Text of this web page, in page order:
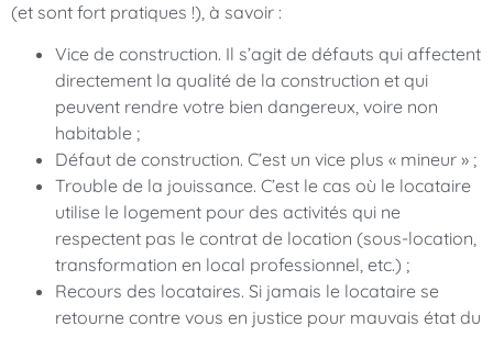
(et sont fort pratiques !), à savoir :
Vice de construction. Il s’agit de défauts qui affectent
directement la qualité de la construction et qui
peuvent rendre votre bien dangereux, voire non
habitable ;
Défaut de construction. C’est un vice plus « mineur » ;
Trouble de la jouissance. C’est le cas où le locataire
utilise le logement pour des activités qui ne
respectent pas le contrat de location (sous-location,
transformation en local professionnel, etc.) ;
Recours des locataires. Si jamais le locataire se
retourne contre vous en justice pour mauvais état du